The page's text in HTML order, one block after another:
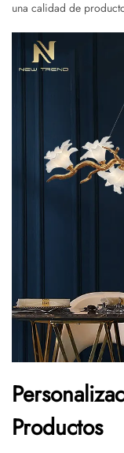
una calidad de
Productos